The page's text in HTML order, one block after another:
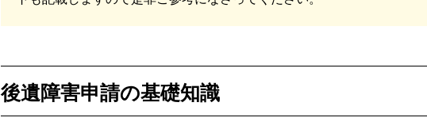
後遺障害申請の基礎知識